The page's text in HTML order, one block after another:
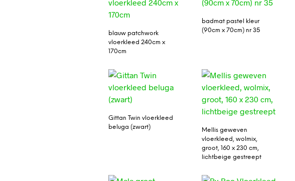
blauw patchwork
vloerkleed 240cm x
170cm
badmat pastel kleur
(90cm x 70cm) nr 35
Gittan Twin vloerkleed
beluga (zwart)
Mellis geweven
vloerkleed, wolmix,
groot, 160 x 230 cm,
lichtbeige gestreept